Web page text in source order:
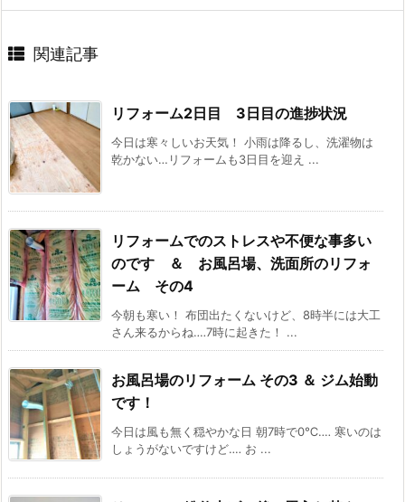
関連記事
リフォーム2日目 3日目の進捗状況
今日は寒々しいお天気！ 小雨は降るし、洗濯物は
乾かない…リフォームも3日目を迎え ...
リフォームでのストレスや不便な事多い
のです ＆ お風呂場、洗面所のリフォ
ーム その4
今朝も寒い！ 布団出たくないけど、8時半には大工
さん来るからね‥‥7時に起きた！ ...
お風呂場のリフォーム その3 ＆ ジム始動
です！
今日は風も無く穏やかな日 朝7時で0℃‥‥ 寒いのは
しょうがないですけど‥‥ お ...